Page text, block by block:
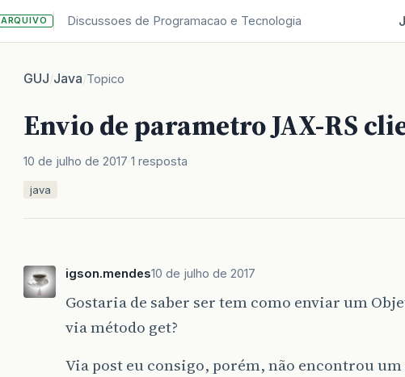
ARQUIVO Discussoes de Programacao e Tecnologia
GUJ/Java/Topico
Envio de parametro JAX-RS
10 de julho de 2017 1 resposta
java
igson.mendes10 de julho de 2017
Gostaria de saber ser tem como enviar um
via método get?
Via post eu consigo, porém, não encontrou